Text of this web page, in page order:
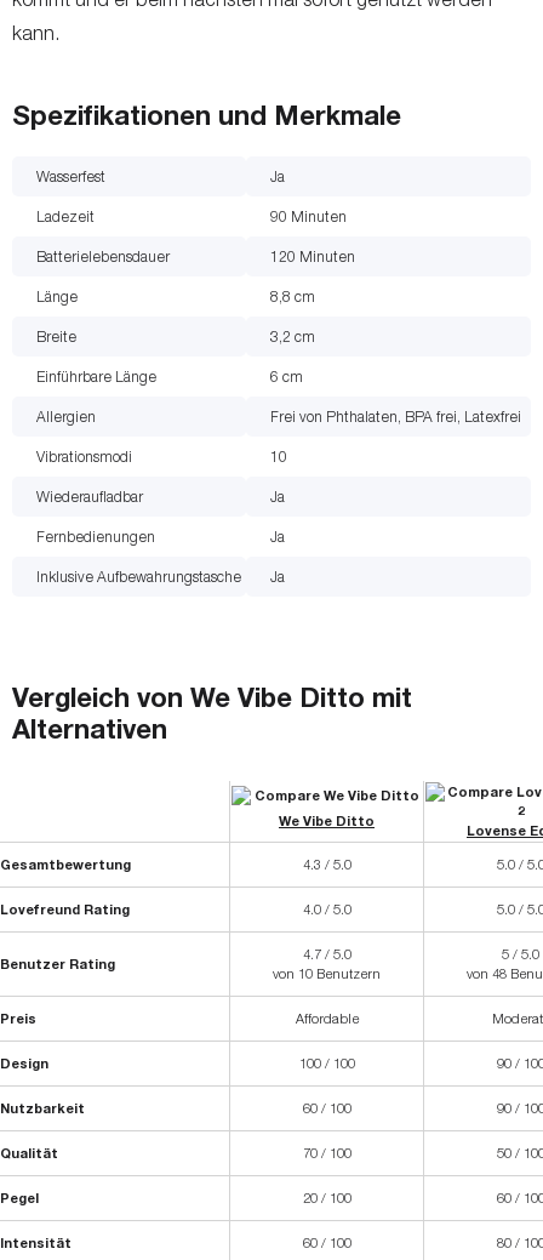
kann.
Spezifikationen und Merkmale
Wasserfest Ja
Ladezeit 90 Minuten
Batterielebensdauer 120 Minuten
Länge 8,8 cm
Breite 3,2 cm
Einführbare Länge 6 cm
Allergien Frei von Phthalaten, BPA frei, Latexfrei
Vibrationsmodi 10
Wiederaufladbar Ja
Fernbedienungen Ja
Inklusive Aufbewahrungstasche Ja
Vergleich von We Vibe Ditto mit
Alternativen
We Vibe Ditto
Lovense
Gesamtbewertung 4.3 / 5.0 5.0 /
Lovefreund Rating 4.0 / 5.0 5.0 /
Benutzer Rating
4.7 / 5.0
von 10 Benutzern
5 / 5.0
von 48
Preis Affordable
Design 100 / 100 90 /
Nutzbarkeit 60 / 100 90 /
Qualität 70 / 100 50 /
Pegel 20 / 100 60 /
Intensität 60 / 100 80 /